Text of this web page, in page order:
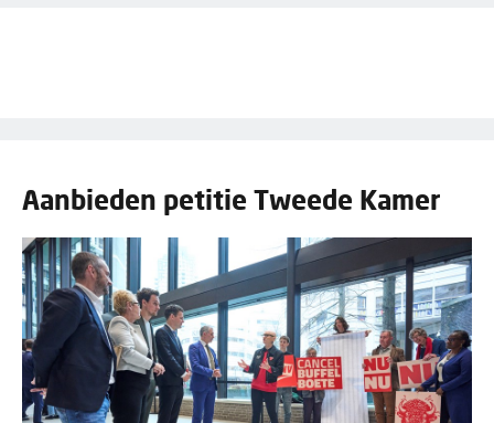
Aanbieden petitie Tweede Kamer